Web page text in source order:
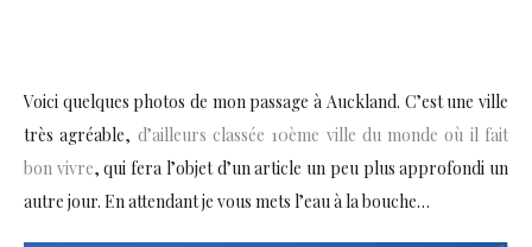
Voici quelques photos de mon passage à Auckland. C’est une ville
très agréable, d’ailleurs classée 10ème ville du monde où il fait
bon vivre, qui fera l’objet d’un article un peu plus approfondi un
autre jour. En attendant je vous mets l’eau à la bouche…